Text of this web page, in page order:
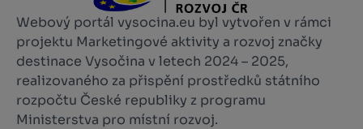
Webový portál vysocina.eu byl vytvořen v rámci
projektu Marketingové aktivity a rozvoj značky
destinace Vysočina v letech 2024 – 2025,
realizovaného za přispění prostředků státního
rozpočtu České republiky z programu
Ministerstva pro místní rozvoj.